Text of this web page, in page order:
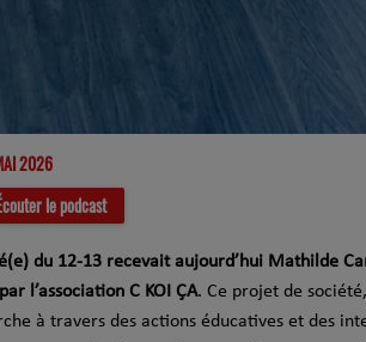
2026
le podcast
du 12-13 recevait aujourd’hui Mathilde
l’association C KOI ÇA. Ce projet de
à travers des actions éducatives et des